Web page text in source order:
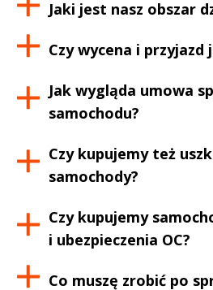
Jaki jest nasz obszar
Czy wycena i przyjazd
Jak wygląda umowa
samochodu?
Czy kupujemy też
samochody?
Czy kupujemy
i ubezpieczenia OC?
Co muszę zrobić po